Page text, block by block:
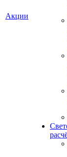
Акции